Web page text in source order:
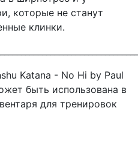
которые не станут
клинки.
Katana - No Hi by Paul
быть использована в
для тренировок